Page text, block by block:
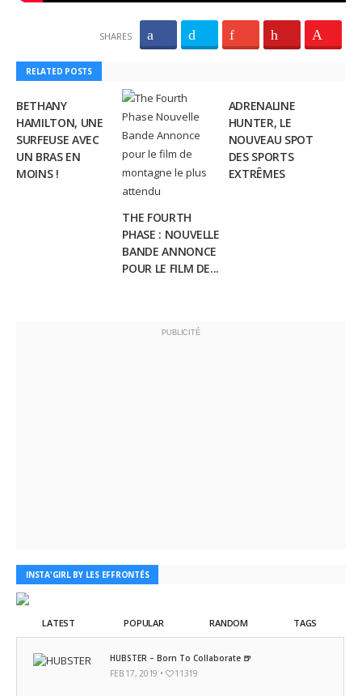
SHARES
RELATED POSTS
BETHANY
HAMILTON, UNE
SURFEUSE AVEC
UN BRAS EN
MOINS !
THE FOURTH
PHASE : NOUVELLE
BANDE ANNONCE
POUR LE FILM DE...
ADRENALINE
HUNTER, LE
NOUVEAU SPOT
DES SPORTS
EXTRÊMES
PUBLICITÉ
INSTA'GIRL BY LES EFFRONTÉS
LATEST POPULAR RANDOM TAGS
HUBSTER – Born To Collaborate 🍺
FEB 17, 2019 •
11319